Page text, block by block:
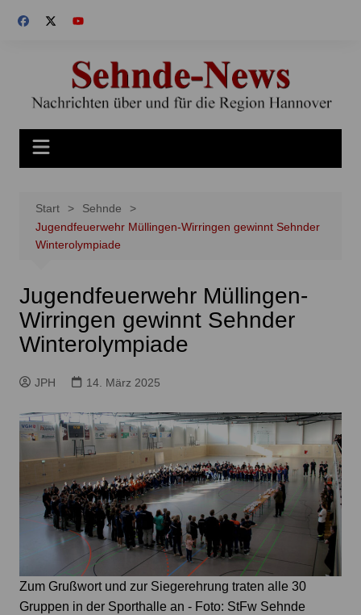
Inhalt
Start
Sehnde
Jugendfeuerwehr Müllingen-Wirringen gewinnt Sehnder
Winterolympiade
Jugendfeuerwehr Müllingen-
Wirringen gewinnt Sehnder
Winterolympiade
JPH 14. März 2025
Zum Grußwort und zur Siegerehrung traten alle 30
Gruppen in der Sporthalle an - Foto: StFw Sehnde